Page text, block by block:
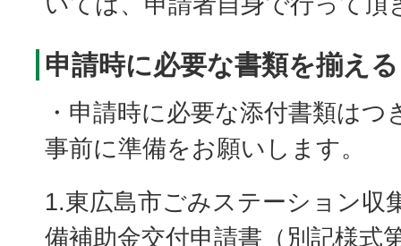
申請時に必要な書類を揃える
・申請時に必要な添付書類は
事前に準備をお願いします。
1.東広島市ごみステーション収
備補助金交付申請書（別記様式